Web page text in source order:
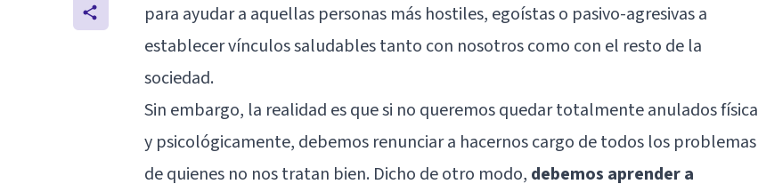
para ayudar a aquellas personas más hostiles, egoístas o pasivo-agresivas a
establecer vínculos saludables tanto con nosotros como con el resto de la
sociedad.
Sin embargo, la realidad es que si no queremos quedar totalmente anulados física
y psicológicamente, debemos renunciar a hacernos cargo de todos los problemas
de quienes no nos tratan bien. Dicho de otro modo, debemos aprender a